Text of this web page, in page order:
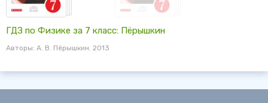
ГДЗ по Физике за 7 класс: Пёрышкин
Авторы: А. В. Пёрышкин. 2013